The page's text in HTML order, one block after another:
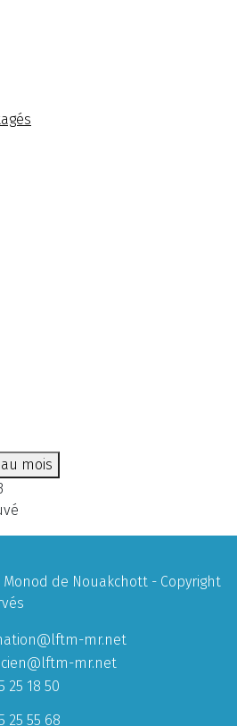
mois
Monod de Nouakchott - Copyright
mr.net
mr.net
25 18 50
25 55 68